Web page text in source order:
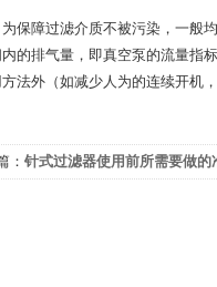
障过滤介质不被污染，一般
的排气量，即真空泵的流量指
法外（如减少人为的连续开机
： 针式过滤器使用前所需要做的